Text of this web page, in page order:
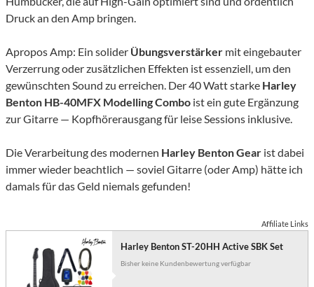
Druck an den Amp bringen.
Apropos Amp: Ein solider Übungsverstärker mit eingebauter
Verzerrung oder zusätzlichen Effekten ist essenziell, um den
gewünschten Sound zu erreichen. Der 40 Watt starke Harley
Benton HB-40MFX Modelling Combo ist ein gute Ergänzung
zur Gitarre — Kopfhörerausgang für leise Sessions inklusive.
Die Verarbeitung des modernen Harley Benton Gear ist dabei
immer wieder beachtlich — soviel Gitarre (oder Amp) hätte ich
damals für das Geld niemals gefunden!
Affiliate Links
Harley Benton ST-20HH Active SBK Set
Bisher keine Kundenbewertung verfügbar